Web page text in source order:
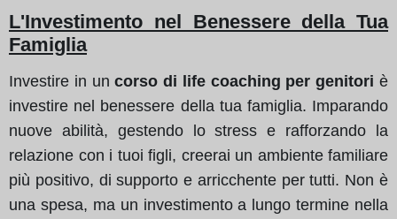
L'Investimento nel Benessere della Tua
Famiglia
Investire in uncorso di life coaching per genitori è
investire nel benessere della tua famiglia. Imparando
nuove abilità, gestendo lo stress e rafforzando la
relazione con i tuoi figli, creerai un ambiente familiare
più positivo, di supporto e arricchente per tutti. Non è
una spesa, ma un investimento a lungo termine nella